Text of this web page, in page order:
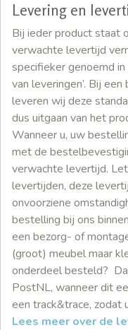
Levering en
Bij ieder product staat
verwachte levertijd
specifieker genoemd
van leveringen’. Bij
leveren wij deze
dus uitgaan van het
Wanneer u, uw
met de
verwachte levertijd.
levertijden, deze
onvoorziene
bestelling bij ons
een bezorg- of
(groot) meubel maar
onderdeel besteld?
PostNL, wanneer dit
een track&trace, zodat
Lees meer over de